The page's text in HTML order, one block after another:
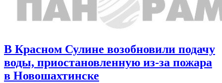
В Красном Сулине возобновили подачу
воды, приостановленную из-за пожара
в Новошахтинске